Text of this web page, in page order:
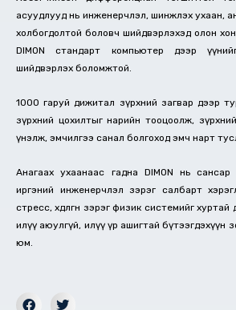
асуудлууд нь инженерчлэл, шинжлэх ухаан,
холбогдолтой боловч шийдвэрлэхэд олон
DIMON стандарт компьютер дээр
шийдвэрлэх боломжтой.
1000 гаруй дижитал зүрхний загвар дээр
зүрхний цохилтыг нарийн тооцоолж,
үнэлж, эмчилгээ санал болгоход эмч нарт
Анагаах ухаанаас гадна DIMON нь сансар
иргэний инженерчлэл зэрэг салбарт
стресс, хөдөлгөөн зэрэг физик системийг
илүү аюулгүй, илүү үр ашигтай бүтээгдэхүүн
юм.